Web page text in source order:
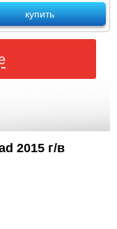
купить
2015 г/в